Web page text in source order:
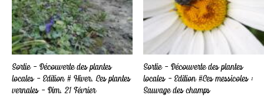
Sortie – Découverte des plantes
locales – Edition # Hiver. Les plantes
vernales – Dim. 21 Février
Sortie – Découverte des plantes
locales – Edition #Les messicoles :
Sauvage des champs